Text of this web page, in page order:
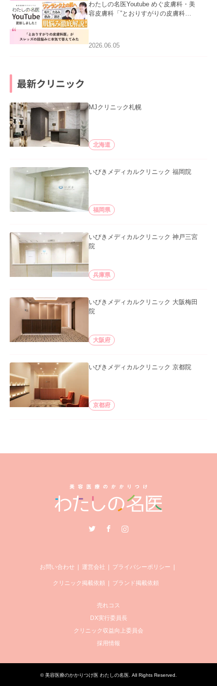
わたしの名医Youtube めぐ皮膚科・美
容皮膚科「”とおりすがりの皮膚科
2026.06.05
最新クリニック
MJクリニック札幌
北海道
いびきメディカルクリニック 福岡院
福岡県
いびきメディカルクリニック 神戸三宮
院
兵庫県
いびきメディカルクリニック 大阪梅田
院
大阪府
いびきメディカルクリニック 京都院
京都府
Instagram
お問い合わせ 運営会社 プライバシーポリシー
クリニック掲載依頼 ブランド掲載依頼
売れコス
DX実行委員長
クリニック収益向上委員会
採用情報
©美容医療のかかりつけ医 わたしの名医 . All Rights Reserved.